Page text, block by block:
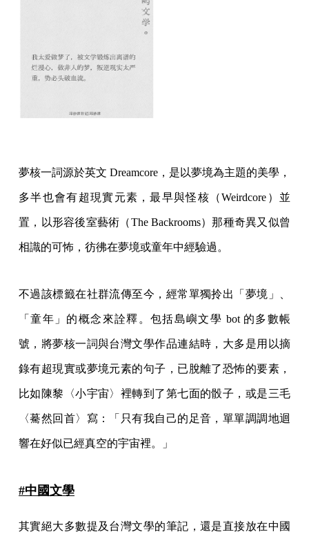
夢核一詞源於英文 Dreamcore，是以夢境為主題的美學，
多半也會有超現實元素，最早與怪核（Weirdcore）並
置，以形容後室藝術（The Backrooms）那種奇異又似曾
相識的可怖，彷彿在夢境或童年中經驗過。
不過該標籤在社群流傳至今，經常單獨拎出「夢境」、
「童年」的概念來詮釋。包括島嶼文學 bot 的多數帳
號，將夢核一詞與台灣文學作品連結時，大多是用以摘
錄有超現實或夢境元素的句子，已脫離了恐怖的要素，
比如陳黎〈小宇宙〉裡轉到了第七面的骰子，或是三毛
〈驀然回首〉寫：「只有我自己的足音，單單調調地迴
響在好似已經真空的宇宙裡。」
#中國文學
其實絕大多數提及台灣文學的筆記，還是直接放在中國